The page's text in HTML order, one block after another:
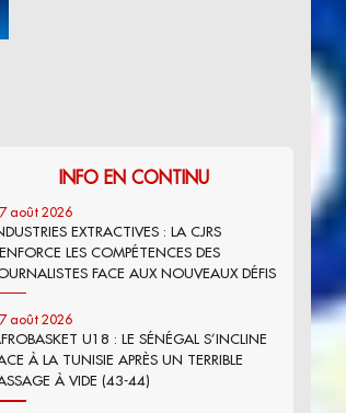
INFO EN CONTINU
août 2026
EXTRACTIVES : LA CJRS
LES COMPÉTENCES DES
FACE AUX NOUVEAUX DÉFIS
août 2026
U18 : LE SÉNÉGAL S’INCLINE
À LA TUNISIE APRÈS UN TERRIBLE
À VIDE (43-44)